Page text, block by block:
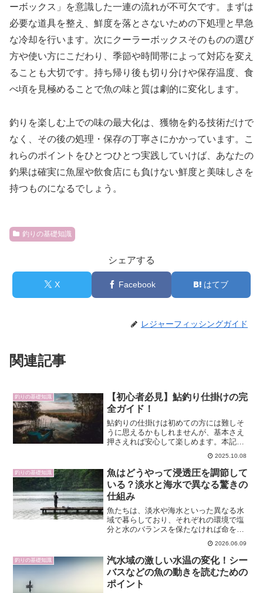
ーボックス」を意識した一連の流れが不可欠です。まずは
必要な道具を整え、鮮度を落とさないための下処理と早急
な冷却を行います。次にクーラーボックスそのものの選び
方や使い方にこだわり、季節や時間帯によって対応を変え
ることも大切です。持ち帰り後も切り分けや保存温度、食
べ頃を見極めることで魚の味と質は劇的に変化します。
釣りを楽しむ上での味の最大化は、獲物を釣る技術だけで
なく、その後の処理・保存の丁寧さにかかっています。こ
れらのポイントをひとつひとつ実践していけば、あなたの
釣果は確実に魚屋や飲食店にも負けない鮮度と美味しさを
持つものになるでしょう。
釣りの基礎知識
シェアする
X Facebook はてブ
レジャーフィッシングガイド
関連記事
釣りの基礎知識
【初心者必見】鮎釣り仕掛けの完
全ガイド！
鮎釣りの仕掛けは初めての方には難しそ
うに思えるかもしれませんが、基本さえ
押さえれば安心して楽しめます。本記事
では、鮎釣りに必要な道具や仕掛けの役
割、作り方を詳しく解説します。特に
2025年現在、注目されているアユルアー
（アユイング）などの最...
2025.10.08
釣りの基礎知識
魚はどうやって浸透圧を調節して
いる？淡水と海水で異なる驚きの
仕組み
魚たちは、淡水や海水といった異なる水
域で暮らしており、それぞれの環境で塩
分と水のバランスを保たなければ命を維
持できません。浸透圧とは何か、どのよ
うに体内の水と塩を調節しているのか、
淡水魚・海水魚・汽水魚で何が違うのか
――これらの疑問に、最新...
2026.06.09
釣りの基礎知識
汽水域の激しい水温の変化！シー
バスなどの魚の動きを読むための
ポイント